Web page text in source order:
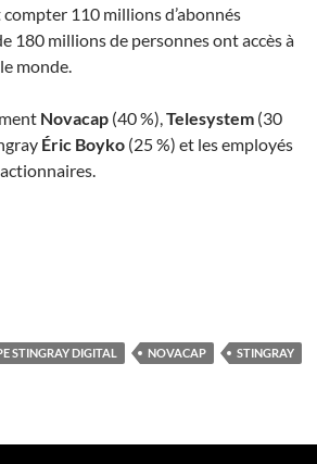
110 millions d’abonnés
180 millions de personnes ont accès à
monde.
Novacap (40 %),Telesystem (30
Éric Boyko (25 %) et les employés
STINGRAY DIGITAL NOVACAP
STINGRAY